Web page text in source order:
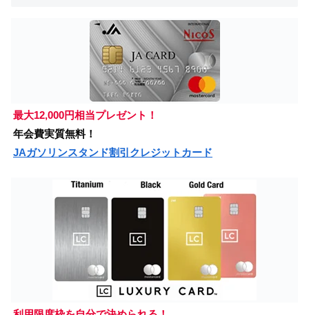
最大12,000円相当プレゼント！
年会費実質無料！
JAガソリンスタンド割引クレジットカード